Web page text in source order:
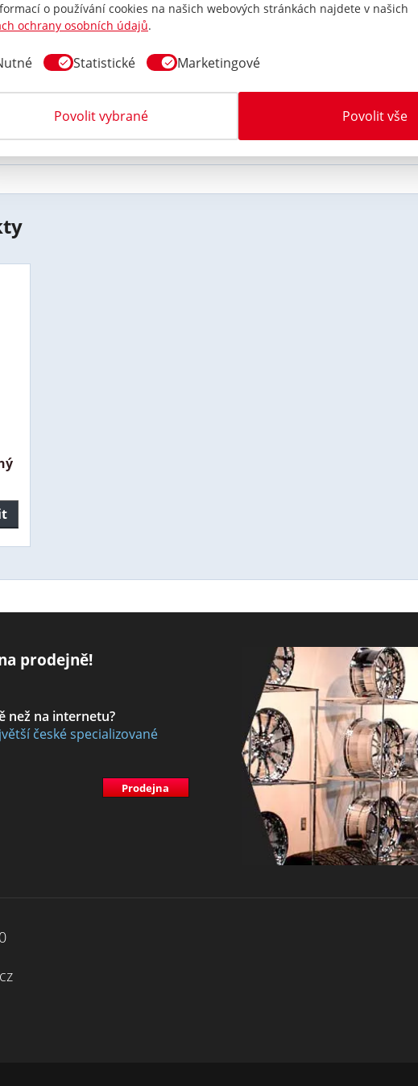
senzor HONDA CR-Z (2011 - 2015) 433/315 MHz CUB stříbrný
prodejně!
než na internetu?
české specializované
Prodejna
o používání cookies na našich webových stránkách najdete v našich
ochrany osobních údajů.
Statistické Marketingové
Povolit vybrané Povolit vše